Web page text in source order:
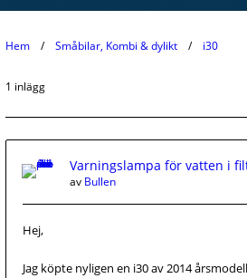
Hem Småbilar, Kombi & dylikt i30
1 inlägg
Varningslampa för vatten i
av Bullen
Hej,
Jag köpte nyligen en i30 av 2014